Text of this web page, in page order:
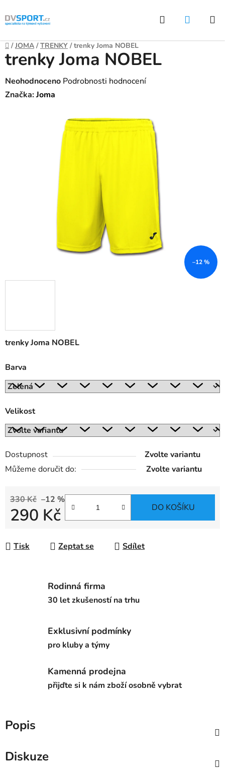
Přejít
na
Hledat
Domů
/ JOMA / TRENKY / trenky Joma NOBEL
trenky Joma NOBEL
Barva
Velikost
Dostupnost
Zvolte variantu
Můžeme doručit do:
Zvolte variantu
330 Kč –12 %
290 Kč DO KOŠÍKU
Tisk Zeptat se Sdílet
trenky Joma NOBEL
Průměrné
hodnocení
Neohodnoceno Podrobnosti hodnocení
Značka:Joma
–12 %
Rodinná firma
30 let zkušeností na trhu
Exklusivní podmínky
pro kluby a týmy
Kamenná prodejna
přijďte si k nám zboží osobně vybrat
Popis
Diskuze